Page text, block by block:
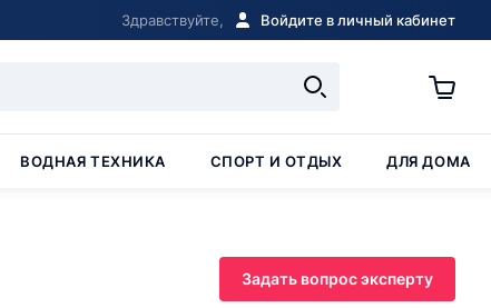
Здравствуйте, Войдите в личный кабинет
ВОДНАЯ ТЕХНИКА СПОРТ И ОТДЫХ ДЛЯ ДОМА
Задать вопрос эксперту